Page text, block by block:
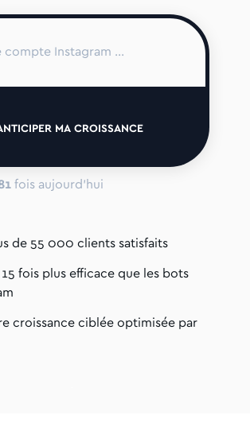
MA CROISSANCE
fois aujourd'hui
de 55 000 clients satisfaits
15 fois plus efficace que les bots
croissance ciblée optimisée par